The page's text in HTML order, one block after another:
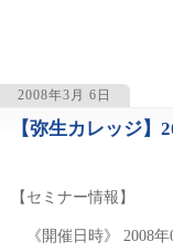
2008年3月 6日
【弥生カレッジ
【セミナー情報】
《開催日時》 2008